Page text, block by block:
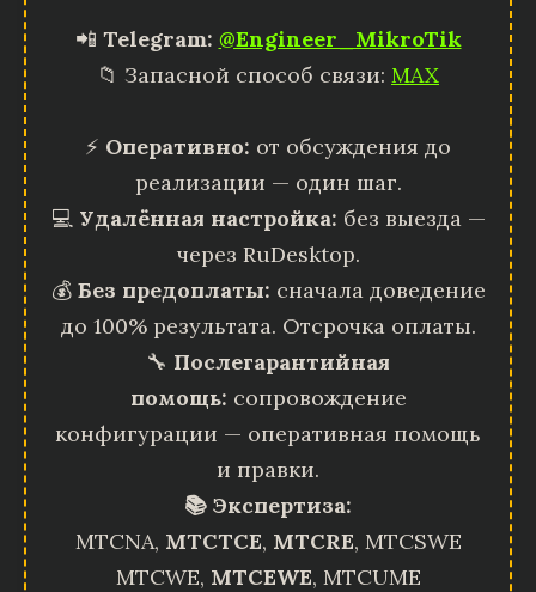
📲 Telegram: @Engineer_MikroTik
📁 Запасной способ связи: MAX
⚡ Оперативно: от обсуждения до
реализации — один шаг.
💻 Удалённая настройка: без выезда —
через RuDesktop.
💰 Без предоплаты: сначала доведение
до 100% результата. Отсрочка оплаты.
🔧 Послегарантийная
помощь: сопровождение
конфигурации — оперативная помощь
и правки.
📚 Экспертиза:
MTCNA, MTCTCE, MTCRE, MTCSWE
MTCWE, MTCEWE, MTCUME